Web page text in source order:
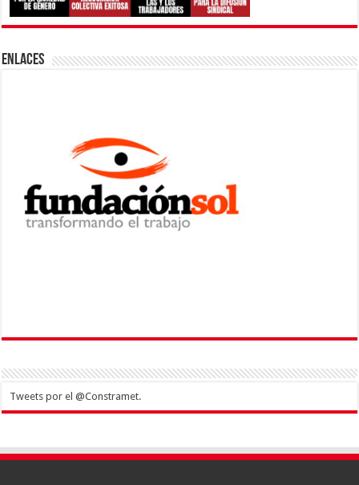
ENLACES
Tweets por el @Constramet.